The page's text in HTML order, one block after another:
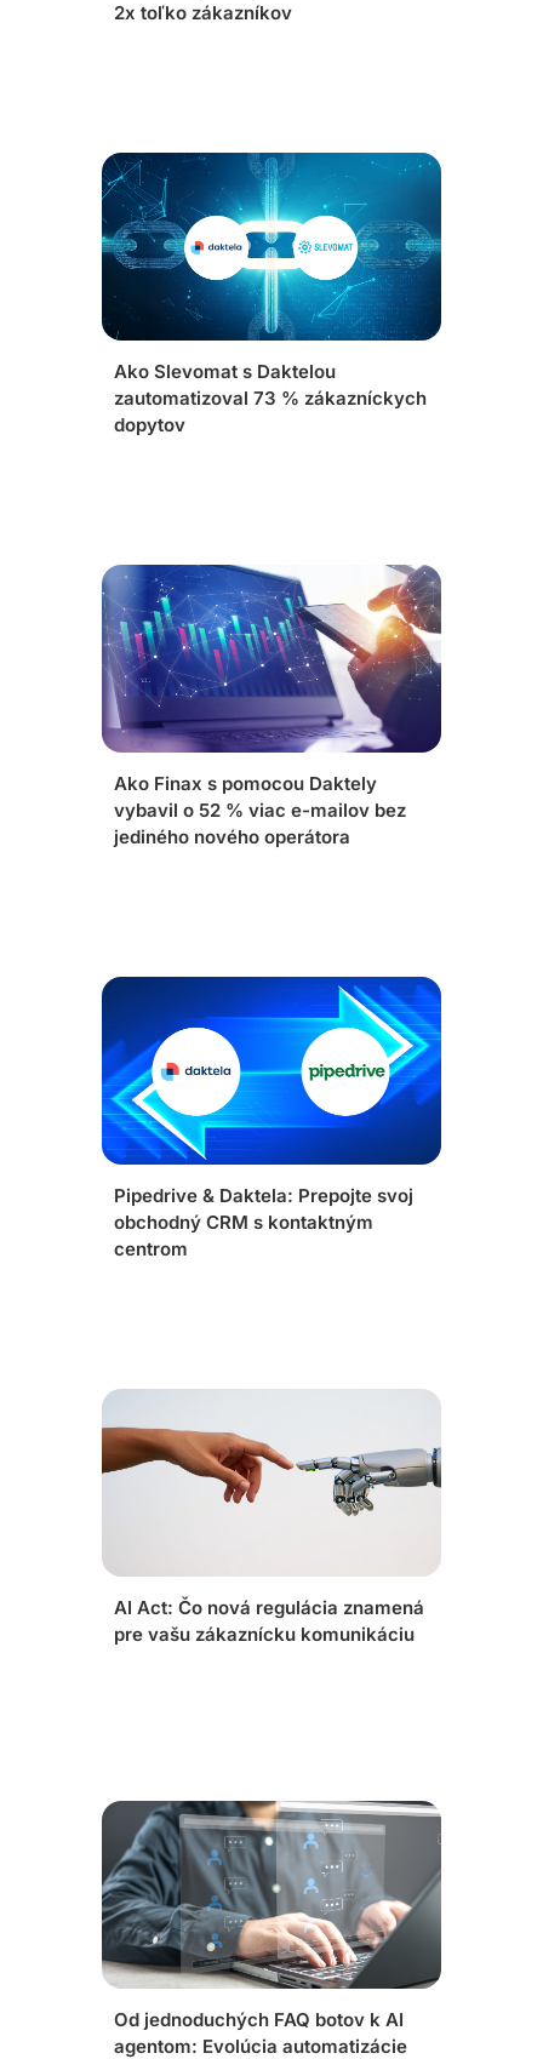
2x toľko zákazníkov
Ako Slevomat s Daktelou
zautomatizoval 73 % zákazníckych
dopytov
Ako Finax s pomocou Daktely
vybavil o 52 % viac e-mailov bez
jediného nového operátora
Pipedrive & Daktela: Prepojte svoj
obchodný CRM s kontaktným
centrom
AI Act: Čo nová regulácia znamená
pre vašu zákaznícku komunikáciu
Od jednoduchých FAQ botov k AI
agentom: Evolúcia automatizácie